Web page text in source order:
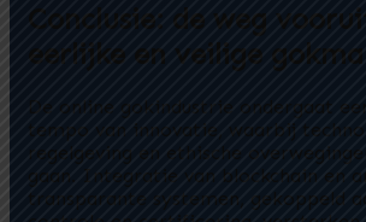
Conclusie: de weg
eerlijke en veilige
De online gokindustrie ondergaat
tempo van innovatie, waarbij
regelgeving en ethische
gaan. Integratie van blockchain en
transparante systemen, gekoppeld